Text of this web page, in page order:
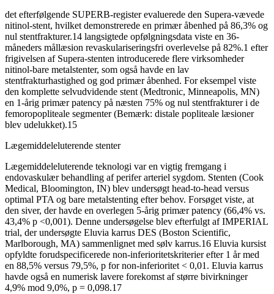
det efterfølgende SUPERB-register evaluerede den Supera-vævede
nitinol-stent, hvilket demonstrerede en primær åbenhed på 86,3% og
nul stentfrakturer.14 langsigtede opfølgningsdata viste en 36-
måneders mållæsion revaskulariseringsfri overlevelse på 82%.1 efter
frigivelsen af Supera-stenten introducerede flere virksomheder
nitinol-bare metalstenter, som også havde en lav
stentfrakturhastighed og god primær åbenhed. For eksempel viste
den komplette selvudvidende stent (Medtronic, Minneapolis, MN)
en 1-årig primær patency på næsten 75% og nul stentfrakturer i de
femoropopliteale segmenter (Bemærk: distale popliteale læsioner
blev udelukket).15
Lægemiddeleluterende stenter
Lægemiddeleluterende teknologi var en vigtig fremgang i
endovaskulær behandling af perifer arteriel sygdom. Stenten (Cook
Medical, Bloomington, IN) blev undersøgt head-to-head versus
optimal PTA og bare metalstenting efter behov. Forsøget viste, at
den siver, der havde en overlegen 5-årig primær patency (66,4% vs.
43,4% p <0,001). Denne undersøgelse blev efterfulgt af IMPERIAL
trial, der undersøgte Eluvia karrus DES (Boston Scientific,
Marlborough, MA) sammenlignet med sølv karrus.16 Eluvia kursist
opfyldte forudspecificerede non-inferioritetskriterier efter 1 år med
en 88,5% versus 79,5%, p for non-inferioritet < 0,01. Eluvia karrus
havde også en numerisk lavere forekomst af større bivirkninger
4,9% mod 9,0%, p = 0,098.17